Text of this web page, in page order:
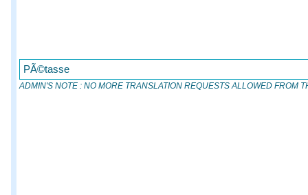
PÃ©tasse
ADMIN'S NOTE : NO MORE TRANSLATION REQUESTS ALLOWED FROM